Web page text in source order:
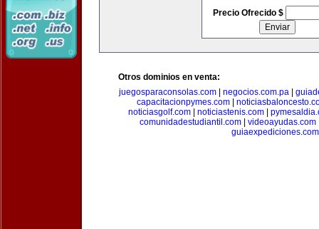
Precio Ofrecido $
Otros dominios en venta:
juegosparaconsolas.com| negocios.com.pa|
capacitacionpymes.com|
noticiasgolf.com| noticiastenis.com|
comunidadestudiantil.com| videoayudas.com
guiaexpediciones.com